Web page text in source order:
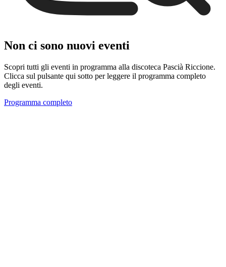
Non ci sono nuovi eventi
Scopri tutti gli eventi in programma alla discoteca Pascià Riccione.
Clicca sul pulsante qui sotto per leggere il programma completo
degli eventi.
Programma completo